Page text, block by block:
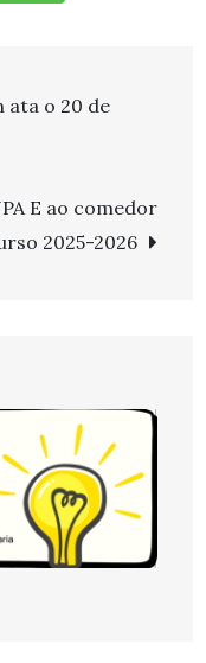
ata o 20 de
E ao comedor
2025-2026